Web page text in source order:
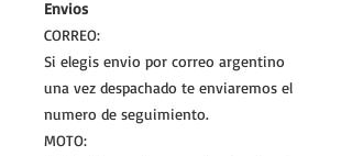
Envios
CORREO:
Si elegis envio por correo argentino
una vez despachado te enviaremos el
numero de seguimiento.
MOTO: